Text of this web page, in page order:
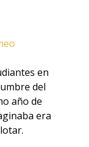
en
del
año de
era